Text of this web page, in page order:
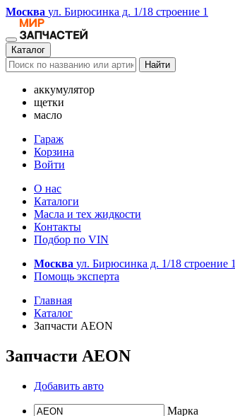
Москва ул. Бирюсинка д. 1/18 строение 1
Каталог
Найти
аккумулятор
щетки
масло
Гараж
Корзина
Войти
О нас
Каталоги
Масла и тех жидкости
Контакты
Подбор по VIN
Москва ул. Бирюсинка д. 1/18 строение 1
Помощь эксперта
Главная
Каталог
Запчасти AEON
Запчасти AEON
Добавить авто
Марка